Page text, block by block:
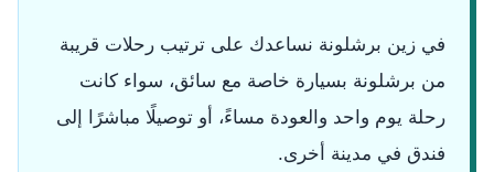
في زين برشلونة نساعدك على ترتيب رحلات قريبة
من برشلونة بسيارة خاصة مع سائق، سواء كانت
رحلة يوم واحد والعودة مساءً، أو توصيلًا مباشرًا إلى
فندق في مدينة أخرى.